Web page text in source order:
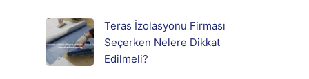
Teras İzolasyonu Firması
Seçerken Nelere Dikkat
Edilmeli?